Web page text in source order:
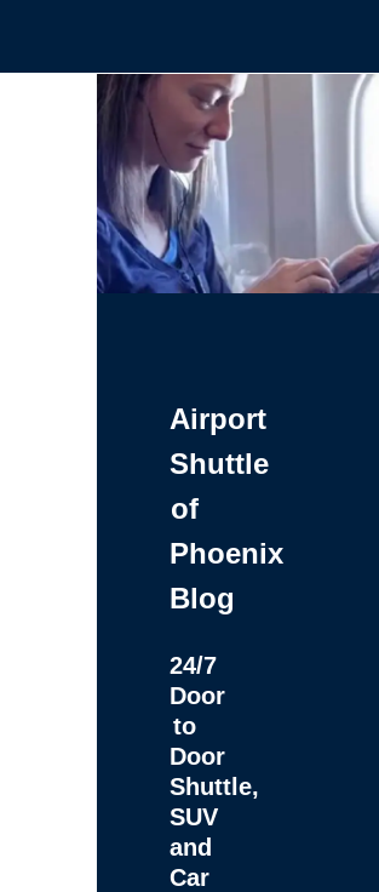
Airport
Shuttle
of
Phoenix
Blog
24/7
Door
to
Door
Shuttle,
SUV
and
Car